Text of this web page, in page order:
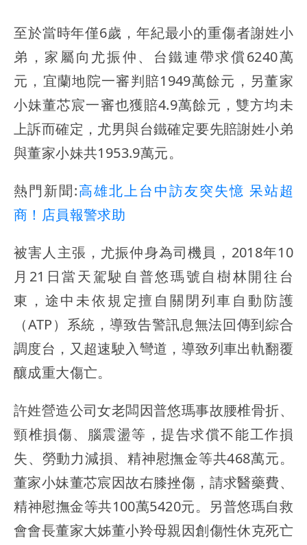
至於當時年僅6歲，年紀最小的重傷者謝姓小
弟，家屬向尤振仲、台鐵連帶求償6240萬
元，宜蘭地院一審判賠1949萬餘元，另董家
小妹董芯宸一審也獲賠4.9萬餘元，雙方均未
上訴而確定，尤男與台鐵確定要先賠謝姓小弟
與董家小妹共1953.9萬元。
熱門新聞:高雄北上台中訪友突失憶 呆站超
商！店員報警求助
被害人主張，尤振仲身為司機員，2018年10
月21日當天駕駛自普悠瑪號自樹林開往台
東，途中未依規定擅自關閉列車自動防護
（ATP）系統，導致告警訊息無法回傳到綜合
調度台，又超速駛入彎道，導致列車出軌翻覆
釀成重大傷亡。
許姓營造公司女老闆因普悠瑪事故腰椎骨折、
頸椎損傷、腦震盪等，提告求償不能工作損
失、勞動力減損、精神慰撫金等共468萬元。
董家小妹董芯宸因故右膝挫傷，請求醫藥費、
精神慰撫金等共100萬5420元。另普悠瑪自救
會會長董家大姊董小羚母親因創傷性休克死亡